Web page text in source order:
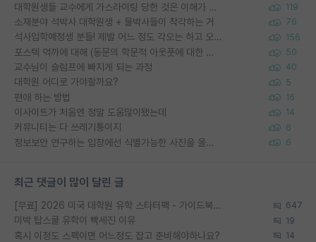
대학원생들 교수에게 가스라이팅 당한 것은 이해가 갑니다. 안타깝네요. 119
소재분야 석박사 대학원생 + 물박사들이 착각하는 거 76
석사입학예정생 분들! 제발 어느 정도 각오는 하고 오세요. 156
포스텍 억까에 대해 (동문의 학문적 아웃풋에 대한 반박) 50
교수님이 슬럼프에 빠지게 되는 과정 40
대학원 어디로 가야할까요? 5
편애 하는 방법 16
이사이트가 처음엔 정말 도움많이됐는데 14
커뮤니티는 다 쓰레기통이지 6
정보보안 연구하는 입장에선 식별가능한 사진을 올리는건 비추이긴함 6
최근 댓글이 많이 달린 글
[무료] 2026 미국 대학원 유학 스타터팩 - 가이드북 & 합격자 컨택메일 템플릿 647
미박 탑스쿨 유학이 빡세진 이유 19
혹시 이정도 스펙이면 어느정도 잡고 준비해야하나요? 14